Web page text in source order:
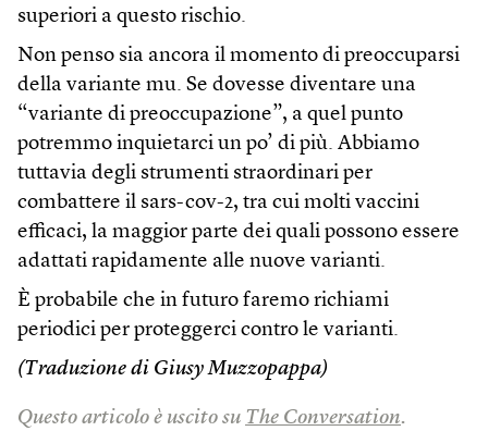
superiori a questo rischio.
Non penso sia ancora il momento di preoccuparsi
della variante mu. Se dovesse diventare una
“variante di preoccupazione”, a quel punto
potremmo inquietarci un po’ di più. Abbiamo
tuttavia degli strumenti straordinari per
combattere il sars-cov-2, tra cui molti vaccini
efficaci, la maggior parte dei quali possono essere
adattati rapidamente alle nuove varianti.
È probabile che in futuro faremo richiami
periodici per proteggerci contro le varianti.
(Traduzione di Giusy Muzzopappa)
Questo articolo è uscito su The Conversation.